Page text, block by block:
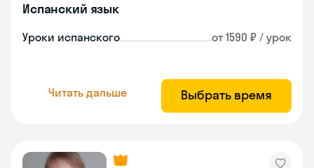
Испанский язык
Уроки испанского от 1590 ₽ / урок
Читать дальше Выбрать время